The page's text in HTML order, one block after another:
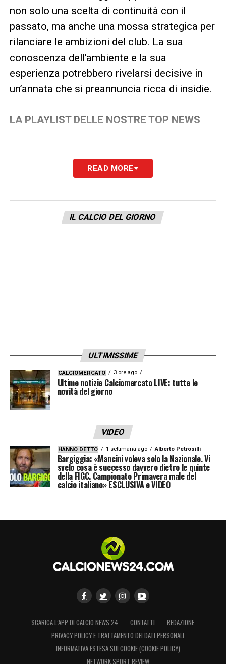
non solo una scelta di continuità con il
passato, ma anche una mossa strategica per
rilanciare le ambizioni del club. La sua
conoscenza dell’ambiente e la sua
esperienza potrebbero rivelarsi decisive in
un’annata che si preannuncia ricca di insidie.
LA PLAYLIST DELLE NOSTRE TOP NEWS
READ MORE
IL CALCIO DEL GIORNO
ULTIMISSIME
CALCIOMERCATO 3 ore ago
Ultime notizie Calciomercato LIVE: tutte le
novità del giorno
VIDEO
HANNO DETTO 1 settimana ago Alberto Petrosilli
Bargiggia: «Mancini voleva solo la Nazionale. Vi
svelo cosa è successo davvero dietro le quinte
della FIGC. Campionato Primavera male del
calcio italiano» ESCLUSIVA e VIDEO
SCARICA L’APP DI CALCIO NEWS 24 CONTATTI
REDAZIONE
PRIVACY POLICY E TRATTAMENTO DEI DATI PERSONALI
INFORMATIVA ESTESA SUI COOKIE (COOKIE POLICY)
NETWORK SPORT REVIEW